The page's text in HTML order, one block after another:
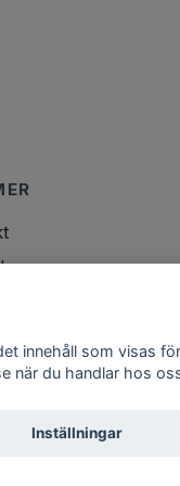
innehåll som visas
när du handlar hos
Inställningar